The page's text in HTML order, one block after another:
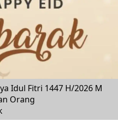
Idul Fitri 1447 H/2026 M
Orang